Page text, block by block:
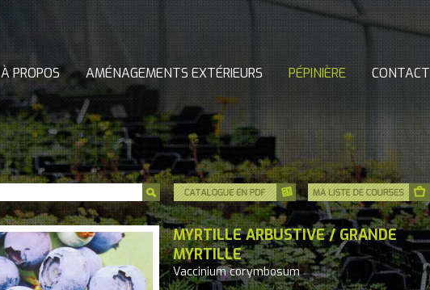
À PROPOS AMÉNAGEMENTS EXTÉRIEURS PÉPINIÈRE CONTACT
MYRTILLE ARBUSTIVE / GRANDE
MYRTILLE
Vaccinium corymbosum